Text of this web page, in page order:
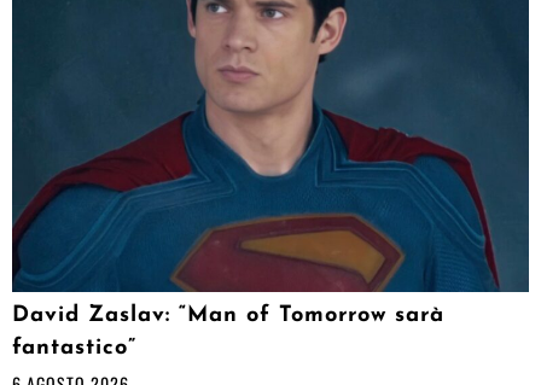
David Zaslav: “Man of Tomorrow sarà
fantastico”